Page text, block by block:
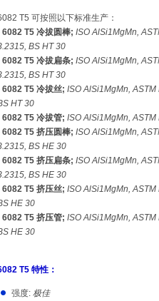
T5 可按照以下标准生产：
6082 T5 冷拔圆棒; ISO AlSi1MgMn,
BS HT 30
6082 T5 冷拔扁条; ISO AlSi1MgMn,
BS HT 30
6082 T5 冷拔丝; ISO AlSi1MgMn,
HT 30
6082 T5 冷拔管; ISO AlSi1MgMn,
6082 T5 挤压圆棒; ISO AlSi1MgMn,
BS HE 30
6082 T5 挤压扁条; ISO AlSi1MgMn,
BS HE 30
6082 T5 挤压丝; ISO AlSi1MgMn,
HE 30
6082 T5 挤压管; ISO AlSi1MgMn,
HE 30
T5 特性：
强度: 极佳